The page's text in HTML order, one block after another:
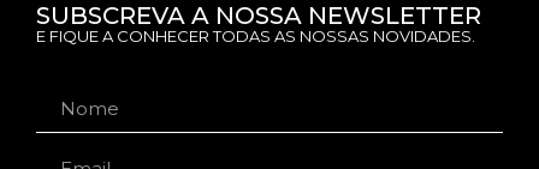
SUBSCREVA A NOSSA NEWSLETTER
E FIQUE A CONHECER TODAS AS NOSSAS NOVIDADES.